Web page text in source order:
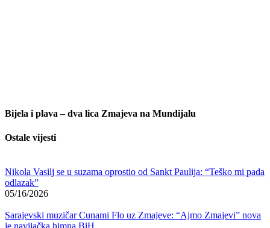
Bijela i plava – dva lica Zmajeva na Mundijalu
Ostale vijesti
Nikola Vasilj se u suzama oprostio od Sankt Paulija: “Teško mi pada
odlazak”
05/16/2026
Sarajevski muzičar Cunami Flo uz Zmajeve: “Ajmo Zmajevi” nova
je navijačka himna BiH